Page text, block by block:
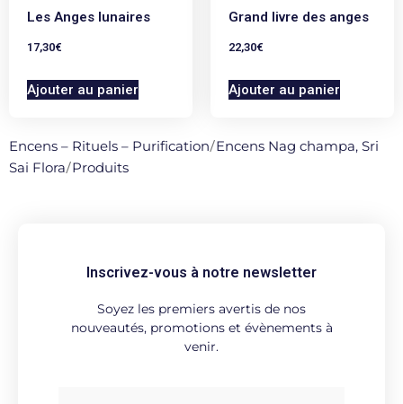
Les Anges lunaires
17,30€
Ajouter au panier
Grand livre des anges
22,30€
Ajouter au panier
Encens – Rituels – Purification/Encens Nag champa, Sri
Sai Flora/Produits
Inscrivez-vous à notre newsletter
Soyez les premiers avertis de nos
nouveautés, promotions et évènements à
venir.